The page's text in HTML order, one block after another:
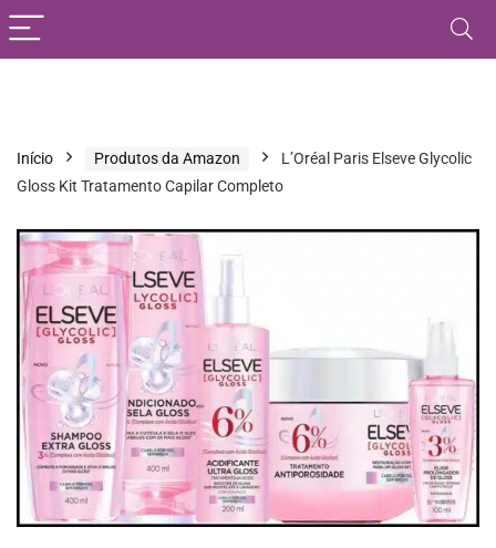
Início Produtos da Amazon
L’Oréal Paris Elseve Glycolic
Gloss Kit Tratamento Capilar Completo